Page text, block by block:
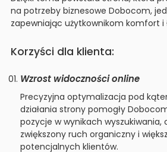
na potrzeby biznesowe Dobocom,
zapewniając użytkownikom komfort i
Korzyści dla klienta:
Wzrost widoczności online
Precyzyjna optymalizacja pod
działania strony pomogły
pozycje w wynikach wyszukiwania,
zwiększony ruch organiczny i
potencjalnych klientów.